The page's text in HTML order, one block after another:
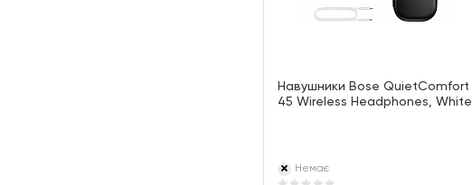
Навушники Bose QuietComfort
45 Wireless Headphones, White
Немає